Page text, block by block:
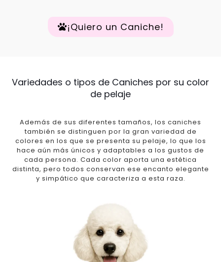
¡Quiero un Caniche!
Variedades o tipos de Caniches por su color
de pelaje
Además de sus diferentes tamaños, los caniches
también se distinguen por la gran variedad de
colores en los que se presenta su pelaje, lo que los
hace aún más únicos y adaptables a los gustos de
cada persona. Cada color aporta una estética
distinta, pero todos conservan ese encanto elegante
y simpático que caracteriza a esta raza.